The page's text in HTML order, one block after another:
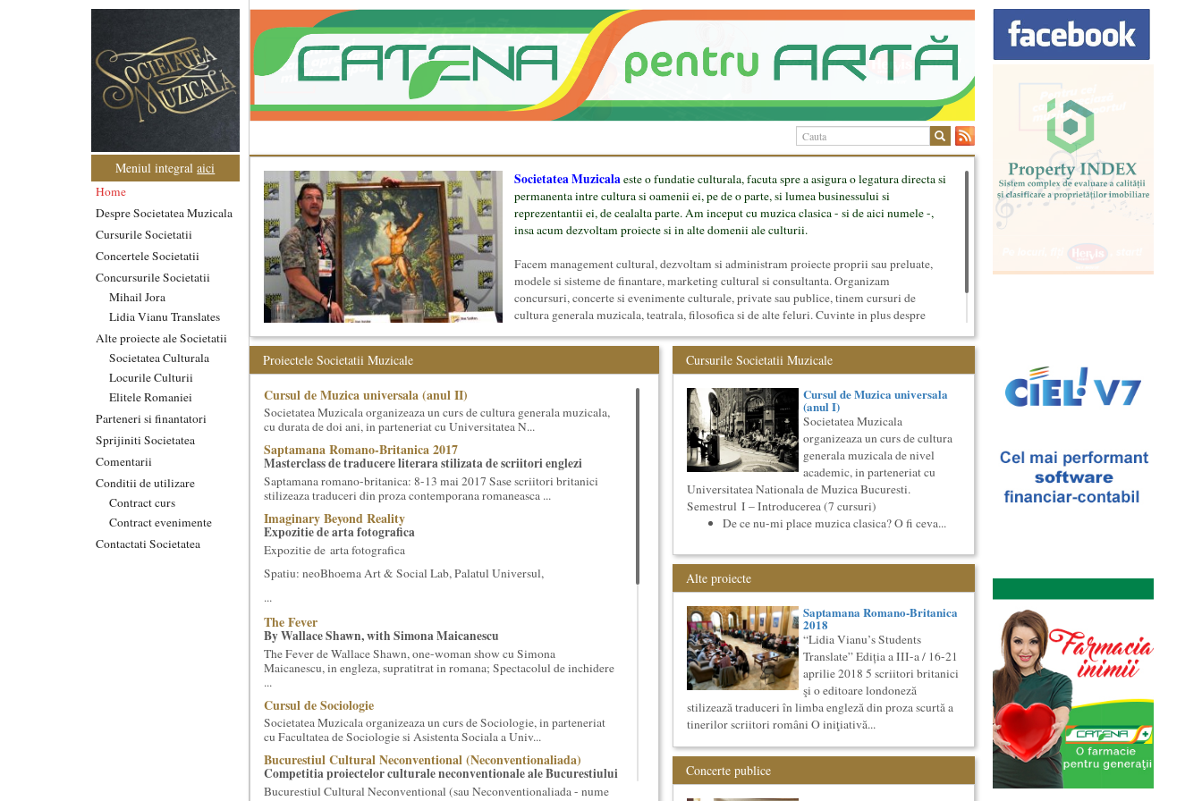
Meniul integralaici
Home
Despre Societatea Muzicala
Cursurile Societatii
Concertele Societatii
Concursurile Societatii
Mihail Jora
Lidia Vianu Translates
Alte proiecte ale Societatii
Societatea Culturala
Locurile Culturii
Elitele Romaniei
Parteneri si finantatori
Sprijiniti Societatea
Comentarii
Conditii de utilizare
Contract curs
Contract evenimente
Contactati Societatea
Societatea Muzicalaeste o fundatie culturala, facuta spre a asigura o legatura directa si
permanenta intre cultura si oamenii ei, pe de o parte, si lumea businessului si
reprezentantii ei, de cealalta parte. Am inceput cu muzica clasica - si de aici numele -,
insa acum dezvoltam proiecte si in alte domenii ale culturii.
Facem management cultural, dezvoltam si administram proiecte proprii sau preluate,
modele si sisteme de finantare, marketing cultural si consultanta. Organizam
concursuri, concerte si evenimente culturale, private sau publice, tinem cursuri de
cultura generala muzicala, teatrala, filosofica si de alte feluri. Cuvinte in plus despre
mai jos.
Proiectele Societatii Muzicale
Cursul de Muzica universala (anul II)
Societatea Muzicala organizeaza un curs de cultura generala muzicala,
cu durata de doi ani, in parteneriat cu Universitatea N...
Saptamana Romano-Britanica 2017
Masterclass de traducere literara stilizata de scriitori englezi
Saptamana romano-britanica: 8-13 mai 2017 Sase scriitori britanici
stilizeaza traduceri din proza contemporana romaneasca ...
Imaginary Beyond Reality
Expozitie de arta fotografica
Expozitie de arta fotografica
Spatiu: neoBhoema Art & Social Lab, Palatul Universul,
...
The Fever
By Wallace Shawn, with Simona Maicanescu
The Fever de Wallace Shawn, one-woman show cu Simona
Maicanescu, in engleza, supratitrat in romana; Spectacolul de inchidere
...
Cursul de Sociologie
Societatea Muzicala organizeaza un curs de Sociologie, in parteneriat
cu Facultatea de Sociologie si Asistenta Sociala a Univ...
Bucurestiul Cultural Neconventional (Neconventionaliada)
Competitia proiectelor culturale neconventionale ale Bucurestiului
Bucurestiul Cultural Neconventional (sau Neconventionaliada - nume
Cursurile Societatii Muzicale
Cursul de Muzica universala
(anul I)
Societatea Muzicala
organizeaza un curs de cultura
generala muzicala de nivel
academic, in parteneriat cu
Universitatea Nationala de Muzica Bucuresti.
Semestrul I – Introducerea (7 cursuri)
De ce nu-mi place muzica clasica? O fi ceva...
Alte proiecte
Saptamana Romano-Britanica
2018
“Lidia Vianu’s Students
Translate” Ediția a III-a / 16-21
aprilie 2018 5 scriitori britanici
şi o editoare londoneză
stilizează traduceri în limba engleză din proza scurtă a
tinerilor scriitori români O iniţiativă...
Concerte publice